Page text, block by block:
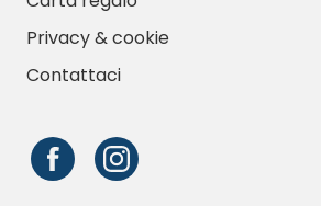
Privacy & cookie
Contattaci